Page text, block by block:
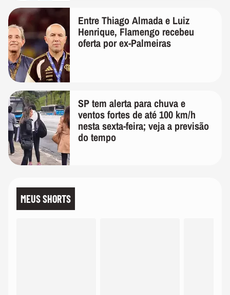
Entre Thiago Almada e Luiz
Henrique, Flamengo recebeu
oferta por ex-Palmeiras
SP tem alerta para chuva e
ventos fortes de até 100 km/h
nesta sexta-feira; veja a previsão
do tempo
MEUS SHORTS